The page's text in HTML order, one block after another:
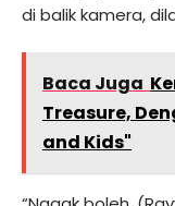
di balik kamera,
Baca Juga
Treasure,
and Kids"